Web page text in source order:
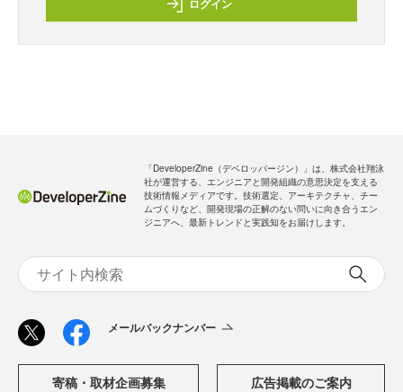
ログイン
「DeveloperZine（デベロッパージン）」は、株式会社翔泳
社が運営する、エンジニアと開発組織の意思決定を支える
技術情報メディアです。技術選定、アーキテクチャ、チー
ムづくりなど、開発現場の正解のない問いに向き合うエン
ジニアへ、最新トレンドと実践知をお届けします。
メールバックナンバー
寄稿・取材企画募集 広告掲載のご案内